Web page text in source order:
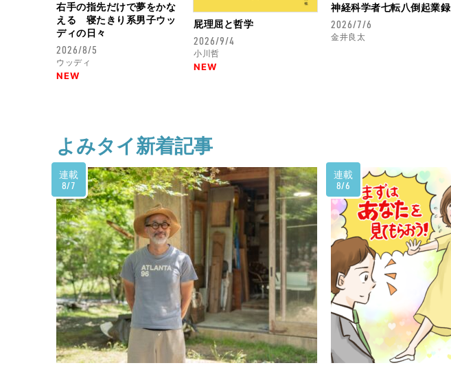
右手の指先だけで夢をかな
える 寝たきり系男子ウッ
ディの日々
2026/8/5
ウッディ
NEW
屁理屈と哲学
2026/9/4
小川哲
NEW
神経科学者七転八倒起業録
2026/7/6
金井良太
よみタイ新着記事
連載
8/7
連載
8/6